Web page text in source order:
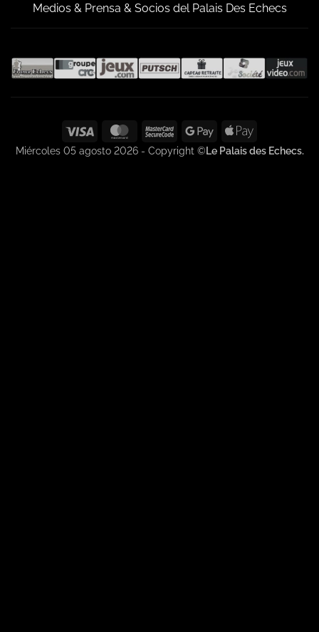
Medios & Prensa & Socios del Palais Des Echecs
Visa MasterCardMasterCard
2
Google
Pay
Apple
Pay
Miércoles 05 agosto 2026 - Copyright ©Le Palais des Echecs.